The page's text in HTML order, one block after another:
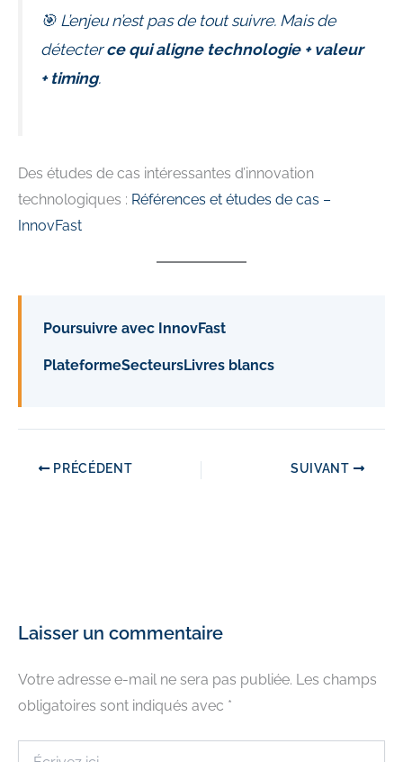
🎯 L’enjeu n’est pas de tout suivre. Mais de
détecterce qui aligne technologie + valeur
+ timing.
Des études de cas intéressantes d’innovation
technologiques : Références et études de cas –
InnovFast
Poursuivre avec InnovFast
PlateformeSecteursLivres blancs
PRÉCÉDENT SUIVANT
Laisser un commentaire
Votre adresse e-mail ne sera pas publiée. Les champs
obligatoires sont indiqués avec *